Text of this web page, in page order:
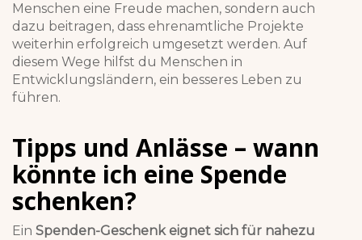
Menschen eine Freude machen, sondern auch
dazu beitragen, dass ehrenamtliche Projekte
weiterhin erfolgreich umgesetzt werden. Auf
diesem Wege hilfst du Menschen in
Entwicklungsländern, ein besseres Leben zu
führen.
Tipps und Anlässe – wann
könnte ich eine Spende
schenken?
Ein Spenden-Geschenk eignet sich für nahezu